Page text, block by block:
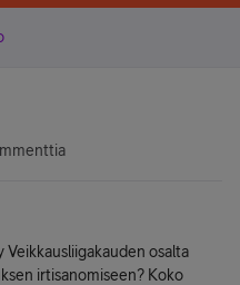
Veikkausliigakauden osalta
irtisanomiseen? Koko